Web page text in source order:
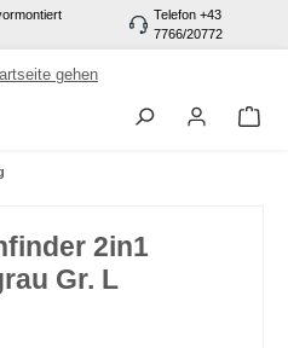
Telefon +43
7766/20772
2in1
Gr. L